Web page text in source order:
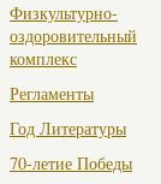
Физкультурно-
оздоровительный
комплекс
Регламенты
Год Литературы
70-летие Победы